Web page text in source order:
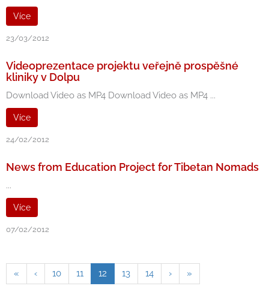
Více
23/03/2012
Videoprezentace projektu veřejně prospěšné
kliniky v Dolpu
Download Video as MP4 Download Video as MP4 ...
Více
24/02/2012
News from Education Project for Tibetan Nomads
...
Více
07/02/2012
« ‹ 10 11 12 13 14 › »